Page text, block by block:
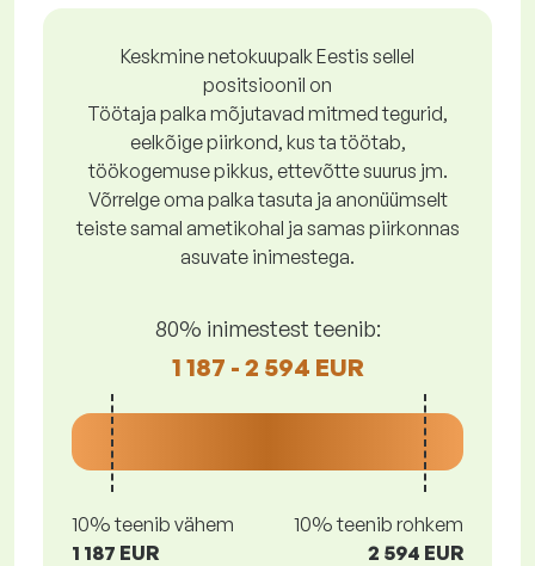
Keskmine netokuupalk Eestis sellel
positsioonil on
Töötaja palka mõjutavad mitmed tegurid,
eelkõige piirkond, kus ta töötab,
töökogemuse pikkus, ettevõtte suurus jm.
Võrrelge oma palka tasuta ja anonüümselt
teiste samal ametikohal ja samas piirkonnas
asuvate inimestega.
80% inimestest teenib:
1 187 - 2 594 EUR
10% teenib vähem
1 187 EUR
10% teenib rohkem
2 594 EUR